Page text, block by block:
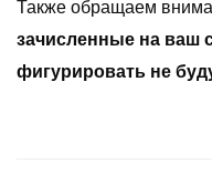
Также обращаем
зачисленные на ваш
фигурировать не